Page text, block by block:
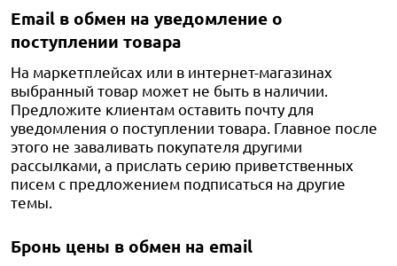
Email в обмен на уведомление о
поступлении товара
На маркетплейсах или в интернет-магазинах
выбранный товар может не быть в наличии.
Предложите клиентам оставить почту для
уведомления о поступлении товара. Главное после
этого не заваливать покупателя другими
рассылками, а прислать серию приветственных
писем с предложением подписаться на другие
темы.
Бронь цены в обмен на email